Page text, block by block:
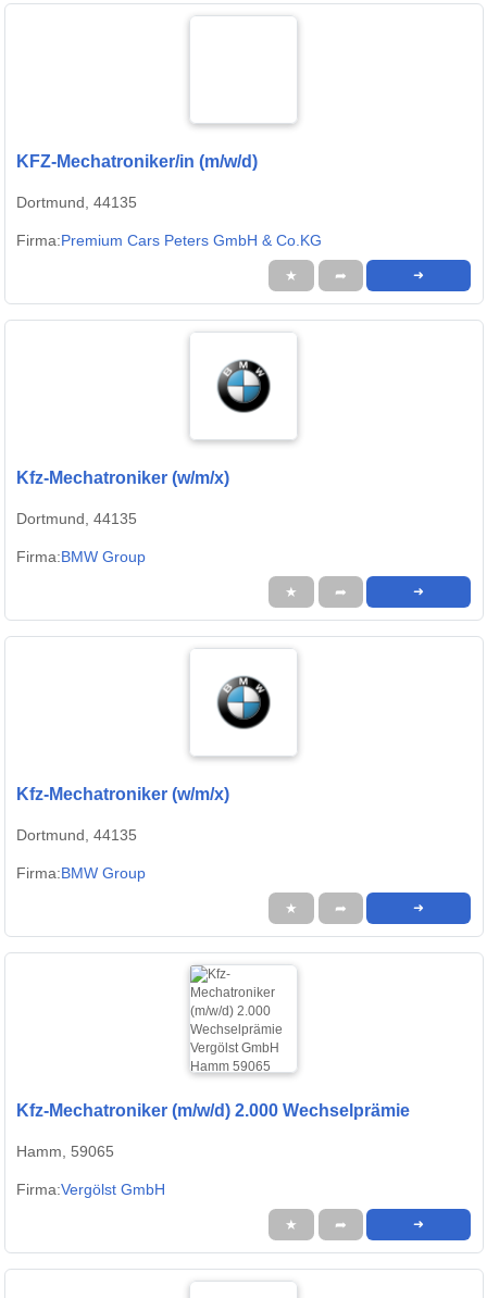
KFZ-Mechatroniker/in (m/w/d)
Dortmund, 44135
Firma:Premium Cars Peters GmbH & Co.KG
★ ➦ ➜
Kfz-Mechatroniker (w/m/x)
Dortmund, 44135
Firma:BMW Group
★ ➦ ➜
Kfz-Mechatroniker (w/m/x)
Dortmund, 44135
Firma:BMW Group
★ ➦ ➜
Kfz-Mechatroniker (m/w/d) 2.000 Wechselprämie
Hamm, 59065
Firma:Vergölst GmbH
★ ➦ ➜